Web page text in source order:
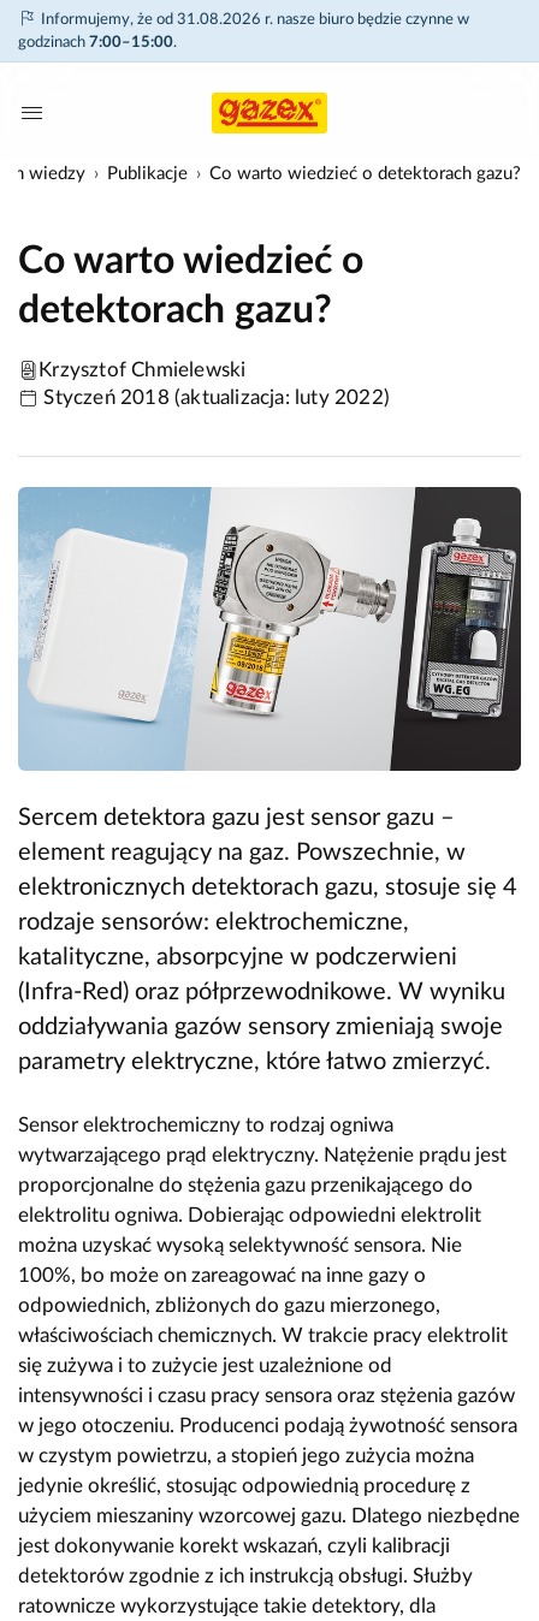
Informujemy, że od 31.08.2026 r. nasze biuro będzie czynne w
godzinach 7:00–15:00.
wiedzy Publikacje Co warto wiedzieć o detektorach gazu?
Co warto wiedzieć o
detektorach gazu?
Krzysztof Chmielewski
Styczeń 2018 (aktualizacja: luty 2022)
Sercem detektora gazu jest sensor gazu –
element reagujący na gaz. Powszechnie, w
elektronicznych detektorach gazu, stosuje się 4
rodzaje sensorów: elektrochemiczne,
katalityczne, absorpcyjne w podczerwieni
(Infra-Red) oraz półprzewodnikowe. W wyniku
oddziaływania gazów sensory zmieniają swoje
parametry elektryczne, które łatwo zmierzyć.
Sensor elektrochemiczny to rodzaj ogniwa
wytwarzającego prąd elektryczny. Natężenie prądu jest
proporcjonalne do stężenia gazu przenikającego do
elektrolitu ogniwa. Dobierając odpowiedni elektrolit
można uzyskać wysoką selektywność sensora. Nie
100%, bo może on zareagować na inne gazy o
odpowiednich, zbliżonych do gazu mierzonego,
właściwościach chemicznych. W trakcie pracy elektrolit
się zużywa i to zużycie jest uzależnione od
intensywności i czasu pracy sensora oraz stężenia gazów
w jego otoczeniu. Producenci podają żywotność sensora
w czystym powietrzu, a stopień jego zużycia można
jedynie określić, stosując odpowiednią procedurę z
użyciem mieszaniny wzorcowej gazu. Dlatego niezbędne
jest dokonywanie korekt wskazań, czyli kalibracji
detektorów zgodnie z ich instrukcją obsługi. Służby
ratownicze wykorzystujące takie detektory, dla